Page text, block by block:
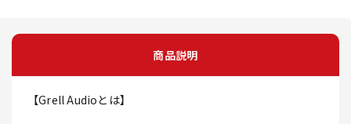
商品説明
【Grell Audioとは】